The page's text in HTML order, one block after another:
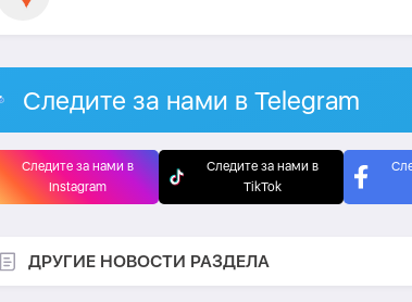
Следите за нами в Telegram
Следите за нами в
Instagram
Следите за нами в
TikTok
ДРУГИЕ НОВОСТИ РАЗДЕЛА